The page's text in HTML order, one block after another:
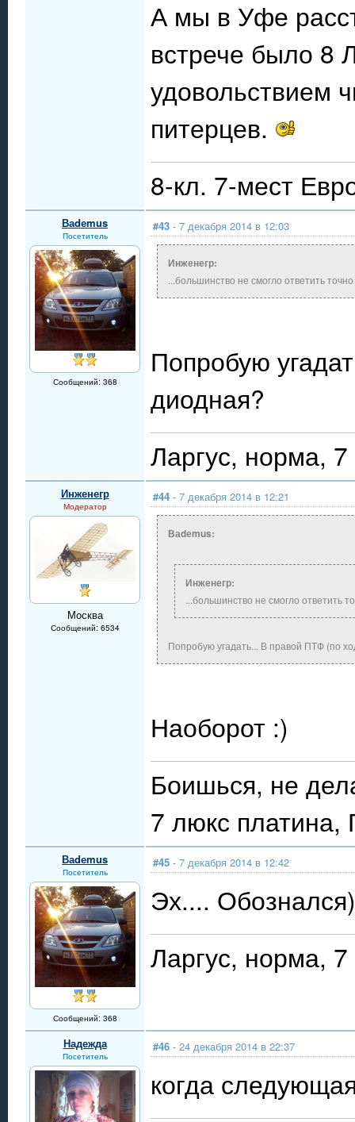
А мы в Уфе
встрече было 8
удовольствием
питерцев.
8-кл. 7-мест
Ваdеmus
Посетитель
Сообщений: 368
#43 - 7 декабря 2014 в 12:03
Инженегр:
...большинство не смогло ответить
Попробую
диодная?
Ларгус, норма,
Инженегр
Модератор
Москва
Сообщений: 6534
#44 - 7 декабря 2014 в 12:21
Ваdеmus:
Инженегр:
...большинство не смогло ответить
Попробую угадать... В правой ПТФ (по
Наоборот :)
Боишься, не
7 люкс
Ваdеmus
Посетитель
Сообщений: 368
#45 - 7 декабря 2014 в 12:42
Эх....
Ларгус, норма,
Надежда
Посетитель
#46 - 24 декабря 2014 в 22:37
когда